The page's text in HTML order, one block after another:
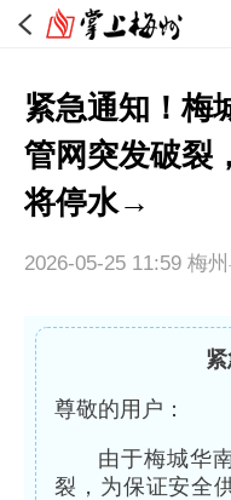
紧急通知！梅
管网突发破裂
将停水→
2026-05-25 11:59 梅
尊敬的用户：
由于梅城华
裂，为保证安全